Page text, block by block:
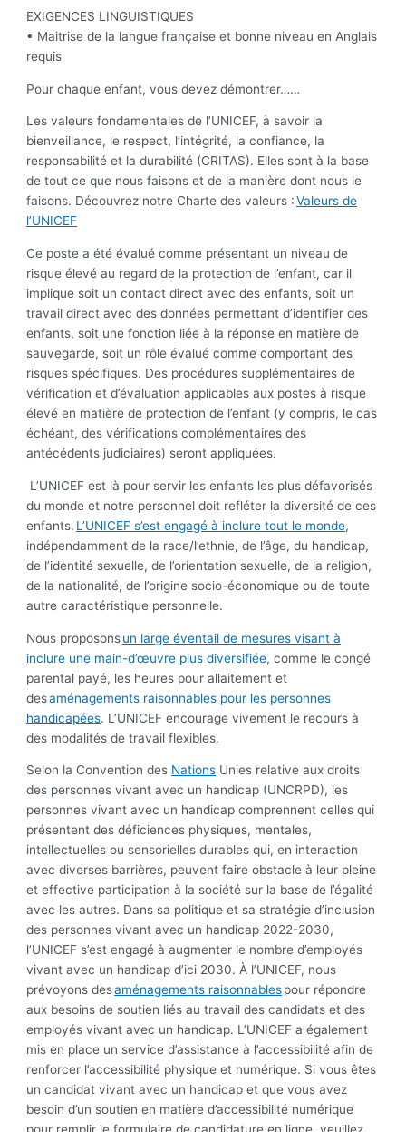
EXIGENCES LINGUISTIQUES
• Maitrise de la langue française et bonne niveau en Anglais
requis
Pour chaque enfant, vous devez démontrer……
Les valeurs fondamentales de l’UNICEF, à savoir la
bienveillance, le respect, l’intégrité, la confiance, la
responsabilité et la durabilité (CRITAS). Elles sont à la base
de tout ce que nous faisons et de la manière dont nous le
faisons. Découvrez notre Charte des valeurs :Valeurs de
l’UNICEF
Ce poste a été évalué comme présentant un niveau de
risque élevé au regard de la protection de l’enfant, car il
implique soit un contact direct avec des enfants, soit un
travail direct avec des données permettant d’identifier des
enfants, soit une fonction liée à la réponse en matière de
sauvegarde, soit un rôle évalué comme comportant des
risques spécifiques. Des procédures supplémentaires de
vérification et d’évaluation applicables aux postes à risque
élevé en matière de protection de l’enfant (y compris, le cas
échéant, des vérifications complémentaires des
antécédents judiciaires) seront appliquées.
L’UNICEF est là pour servir les enfants les plus défavorisés
du monde et notre personnel doit refléter la diversité de ces
enfants. L’UNICEF s’est engagé à inclure tout le monde,
indépendamment de la race/l’ethnie, de l’âge, du handicap,
de l’identité sexuelle, de l’orientation sexuelle, de la religion,
de la nationalité, de l’origine socio-économique ou de toute
autre caractéristique personnelle.
Nous proposonsun large éventail de mesures visant à
inclure une main-d’œuvre plus diversifiée, comme le congé
parental payé, les heures pour allaitement et
desaménagements raisonnables pour les personnes
handicapées. L’UNICEF encourage vivement le recours à
des modalités de travail flexibles.
Selon la Convention des Nations Unies relative aux droits
des personnes vivant avec un handicap (UNCRPD), les
personnes vivant avec un handicap comprennent celles qui
présentent des déficiences physiques, mentales,
intellectuelles ou sensorielles durables qui, en interaction
avec diverses barrières, peuvent faire obstacle à leur pleine
et effective participation à la société sur la base de l’égalité
avec les autres. Dans sa politique et sa stratégie d’inclusion
des personnes vivant avec un handicap 2022-2030,
l’UNICEF s’est engagé à augmenter le nombre d’employés
vivant avec un handicap d’ici 2030. À l’UNICEF, nous
prévoyons desaménagements raisonnablespour répondre
aux besoins de soutien liés au travail des candidats et des
employés vivant avec un handicap. L’UNICEF a également
mis en place un service d’assistance à l’accessibilité afin de
renforcer l’accessibilité physique et numérique. Si vous êtes
un candidat vivant avec un handicap et que vous avez
besoin d’un soutien en matière d’accessibilité numérique